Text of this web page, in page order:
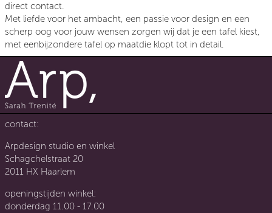
direct contact.
Met liefde voor het ambacht, een passie voor design en een
scherp oog voor jouw wensen zorgen wij dat je een tafel kiest,
met eenbijzondere tafel op maatdie klopt tot in detail.
contact:
Arpdesign studio en winkel
Schagchelstraat 20
2011 HX Haarlem
openingstijden winkel:
donderdag 11.00 - 17.00